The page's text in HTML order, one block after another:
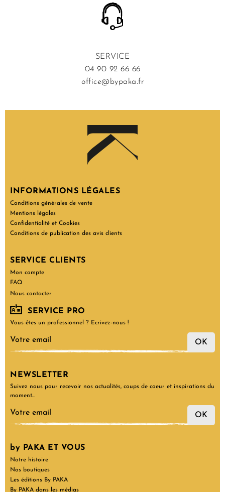
SERVICE
04 90 92 66 66
office@bypaka.fr
INFORMATIONS LÉGALES
Conditions générales de vente
Mentions légales
Confidentialité et Cookies
Conditions de publication des avis clients
SERVICE CLIENTS
Mon compte
FAQ
Nous contacter
SERVICE PRO
Vous êtes un professionnel ? Ecrivez-nous !
OK
NEWSLETTER
Suivez nous pour recevoir nos actualités, coups de coeur et inspirations du
moment…
OK
by PAKA ET VOUS
Notre histoire
Nos boutiques
Les éditions By PAKA
By PAKA dans les médias